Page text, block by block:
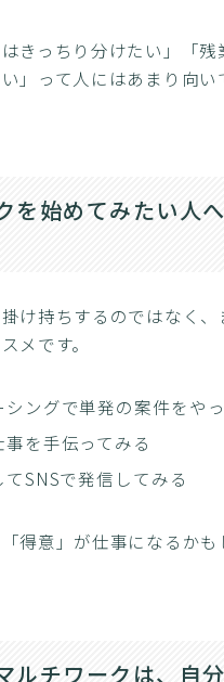
きっちり分けたい」「残
」って人にはあまり向い
を始めてみたい人
け持ちするのではなく、
メです。
シングで単発の案件をや
を手伝ってみる
SNSで発信してみる
得意」が仕事になるかも
ルチワークは、自